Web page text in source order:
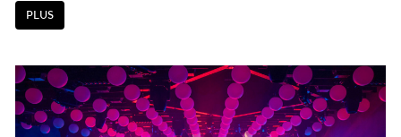
PLUS
PLUS